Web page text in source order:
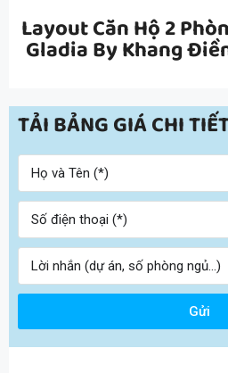
Layout Căn Hộ 2
Gladia By Khang
TẢI BẢNG GIÁ CHI
Gửi